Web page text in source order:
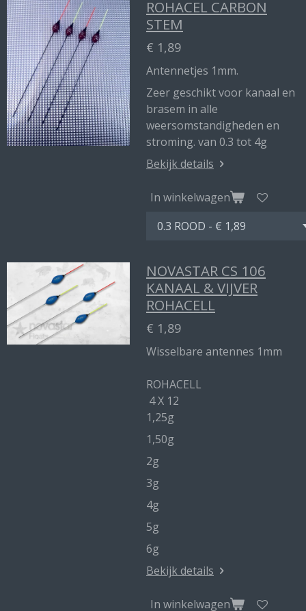
ROHACEL CARBON
STEM
€ 1,89
Antennetjes 1mm.
Zeer geschikt voor kanaal en
brasem in alle
weersomstandigheden en
stroming. van 0.3 tot 4g
Bekijk details
In winkelwagen
NOVASTAR CS 106
KANAAL & VIJVER
ROHACELL
€ 1,89
Wisselbare antennes 1mm
ROHACELL
4 X 12
1,25g
1,50g
2g
3g
4g
5g
6g
Bekijk details
In winkelwagen